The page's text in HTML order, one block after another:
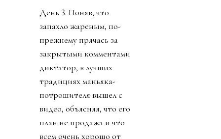
лидером мира у
золотую медаль не стал
говорить. И даже
изобрел премию мира,
чтобы вручить
Дональду. Собрату по
крови
(ведь тираны, жулики и